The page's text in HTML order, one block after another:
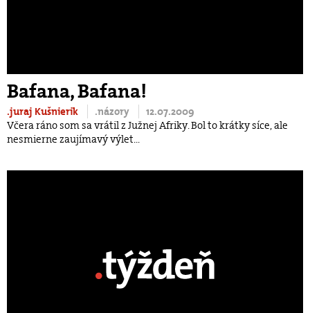
Bafana, Bafana!
.juraj Kušnierik .názory
12.07.2009
Včera ráno som sa vrátil z Južnej Afriky. Bol to krátky síce, ale
nesmierne zaujímavý výlet...